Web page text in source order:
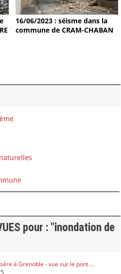
16/06/2023 : séisme dans la
commune de CRAM-CHABAN
pour : "inondation de
à Grenoble - vue sur le pont ...